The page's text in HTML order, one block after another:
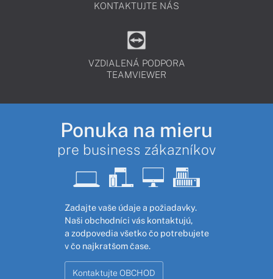
KONTAKTUJTE NÁS
VZDIALENÁ PODPORA
TEAMVIEWER
Ponuka na mieru
pre business zákazníkov
Zadajte vaše údaje a požiadavky.
Naši obchodníci vás kontaktujú,
a zodpovedia všetko čo potrebujete
v čo najkratšom čase.
Kontaktujte OBCHOD